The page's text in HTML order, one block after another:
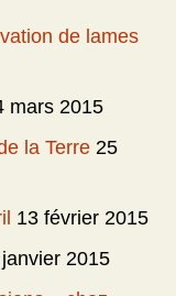
de lames
mars 2015
la Terre 25
13 février 2015
2015